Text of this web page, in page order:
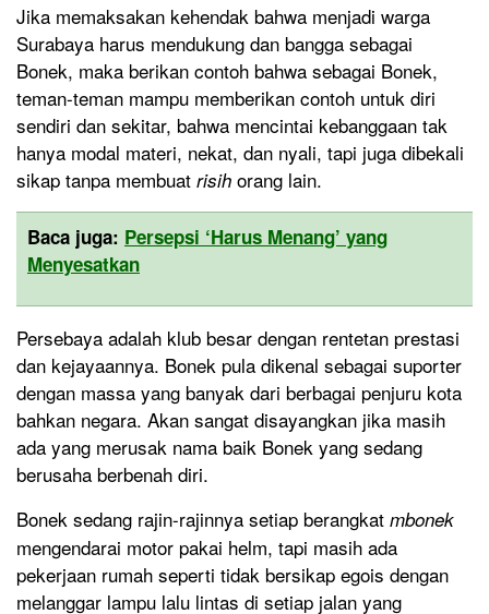
Jika memaksakan kehendak bahwa menjadi warga
Surabaya harus mendukung dan bangga sebagai
Bonek, maka berikan contoh bahwa sebagai Bonek,
teman-teman mampu memberikan contoh untuk diri
sendiri dan sekitar, bahwa mencintai kebanggaan tak
hanya modal materi, nekat, dan nyali, tapi juga dibekali
sikap tanpa membuat risih orang lain.
Baca juga: Persepsi ‘Harus Menang’ yang
Menyesatkan
Persebaya adalah klub besar dengan rentetan prestasi
dan kejayaannya. Bonek pula dikenal sebagai suporter
dengan massa yang banyak dari berbagai penjuru kota
bahkan negara. Akan sangat disayangkan jika masih
ada yang merusak nama baik Bonek yang sedang
berusaha berbenah diri.
Bonek sedang rajin-rajinnya setiap berangkat mbonek
mengendarai motor pakai helm, tapi masih ada
pekerjaan rumah seperti tidak bersikap egois dengan
melanggar lampu lalu lintas di setiap jalan yang